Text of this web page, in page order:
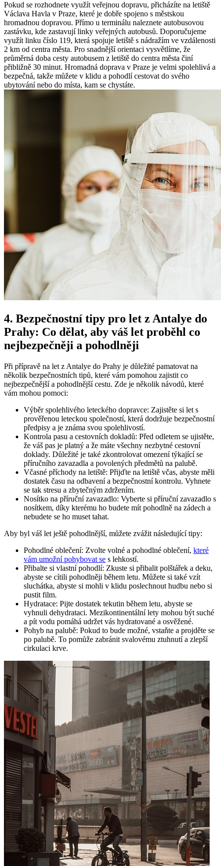
Pokud se rozhodnete využít veřejnou dopravu, přicházíte na letiště
Václava Havla v Praze, které je dobře spojeno s městskou
hromadnou dopravou. Přímo u terminálu naleznete autobusovou
zastávku, kde zastavují linky veřejných autobusů. Doporučujeme
využít linku číslo 119, která spojuje letiště s nádražím ve vzdálenosti
2 km od centra města. Pro snadnější orientaci vysvětlíme, že
průměrná doba cesty autobusem z letiště do centra města činí
přibližně 30 minut. Hromadná doprava v Praze je velmi spolehlivá a
bezpečná, takže můžete v klidu a pohodlí cestovat do svého
ubytování nebo do místa, kam se chystáte.
4. Bezpečnostní tipy pro let z Antalye do
Prahy: Co dělat, aby váš let proběhl co
nejbezpečněji a pohodlněji
Při přípravě na let z Antalye do Prahy je důležité pamatovat na
několik bezpečnostních tipů, které vám pomohou zajistit co
nejbezpečnější a pohodlnější cestu. Zde je několik návodů, které
vám mohou pomoci:
Výběr spolehlivého leteckého dopravce: Zajistěte si let s
prověřenou leteckou společností, která dodržuje bezpečnostní
předpisy a je známa svou spolehlivostí.
Kontrola pasu a cestovních dokladů: Před odletem se ujistěte,
že váš pas je platný a že máte všechny nezbytné cestovní
doklady. Důležité je také zkontrolovat omezení týkající se
příručního zavazadla a povolených předmětů na palubě.
Včasné příchody na letiště: Přijďte na letiště včas, abyste měli
dostatek času na odbavení a bezpečnostní kontrolu. Vyhnete
se tak stresu a zbytečným zdržením.
Nosítko na příruční zavazadlo: Vyberte si příruční zavazadlo s
nosítkem, díky kterému ho budete mít pohodlně na zádech a
nebudete se ho muset tahat.
Aby byl váš let ještě pohodlnější, můžete zvážit následující tipy:
Pohodlné oblečení: Zvolte volné a pohodlné oblečení, které
vám umožní pohybovat se s lehkostí.
Přibalte si vlastní pohodlí: Zkuste si přibalit polštářek a deku,
abyste se cítili pohodlněji během letu. Můžete si také vzít
sluchátka, abyste si mohli v klidu poslechnout hudbu nebo si
pustit film.
Hydratace: Pijte dostatek tekutin během letu, abyste se
vyhnuli dehydrataci. Mezikontinentální lety mohou být suché
a pít vodu pomáhá udržet vás hydratované a osvěžené.
Pohyb na palubě: Pokud to bude možné, vstaňte a projděte se
po palubě. To pomůže zabránit svalovému ztuhnutí a zlepší
cirkulaci krve.